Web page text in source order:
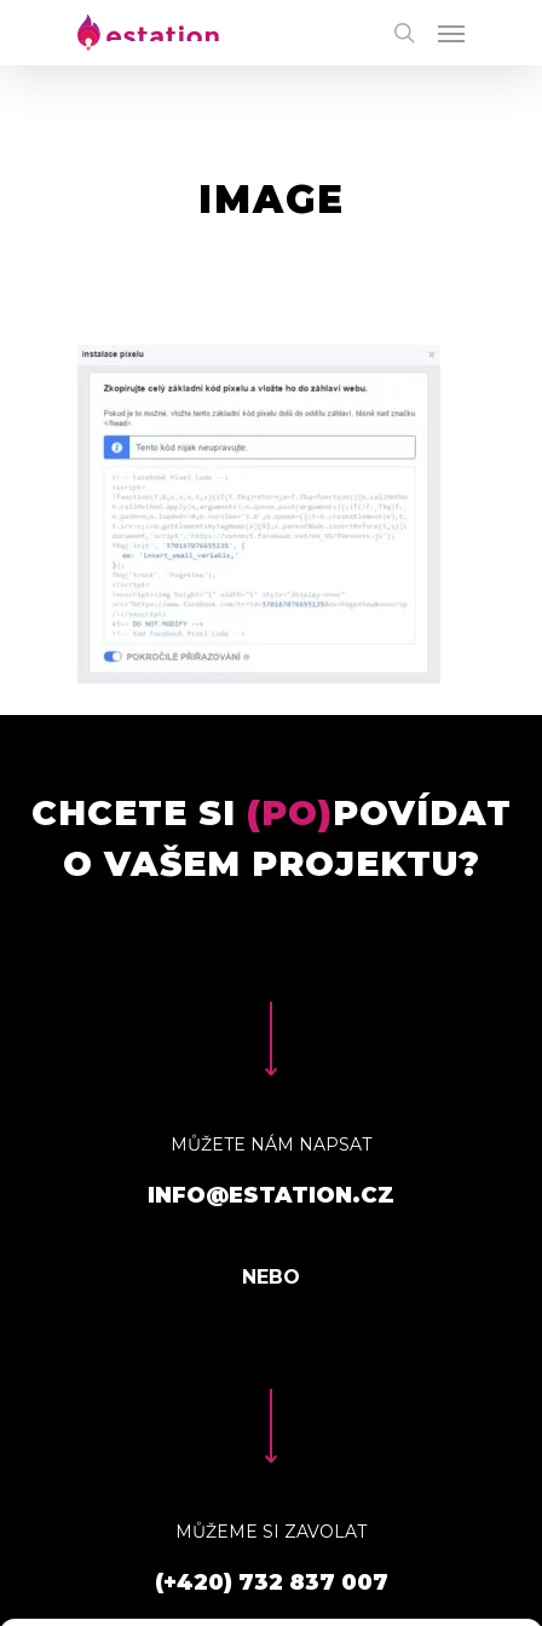
IMAGE
CHCETE SI (PO)POVÍDAT
O VAŠEM PROJEKTU?
MŮŽETE NÁM NAPSAT
INFO@ESTATION.CZ
MŮŽEME SI ZAVOLAT
(+420) 732 837 007